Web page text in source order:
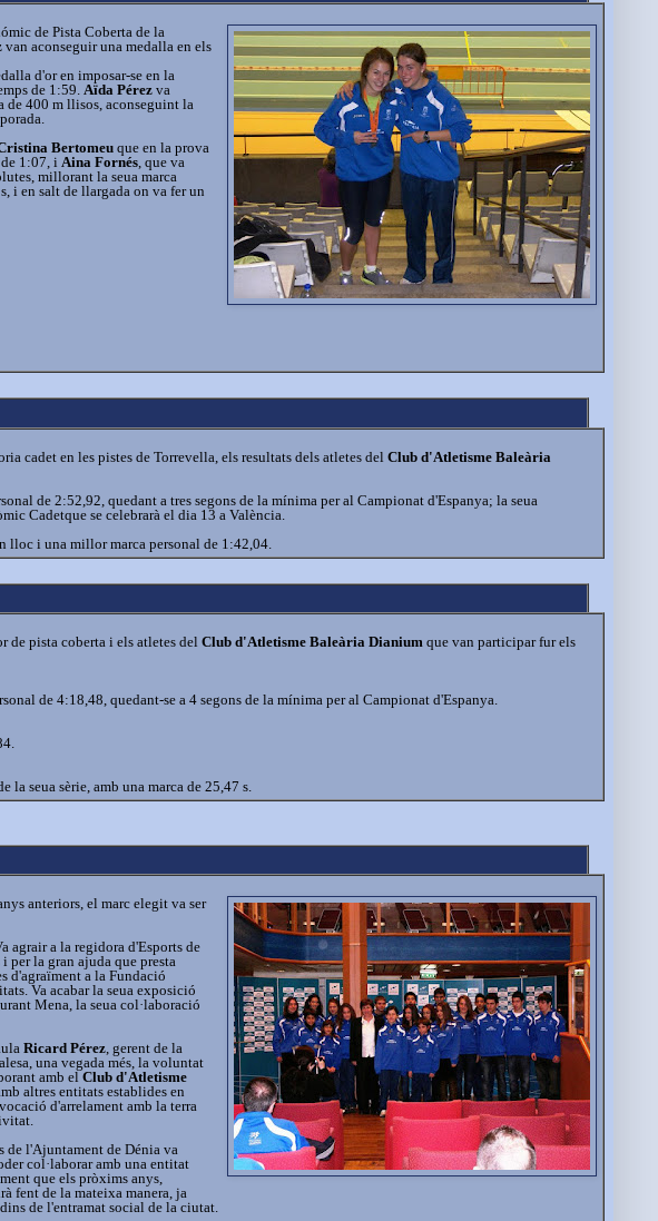
de Pista Coberta de la
van aconseguir una medalla en els
d'or en imposar-se en la
de 1:59. Aïda Pérez va
de 400 m llisos, aconseguint la
Bertomeuque en la prova
1:07, i Aina Fornés , que va
millorant la seua marca
i en salt de llargada on va fer un
cadet en les pistes de Torrevella, els resultats dels atletes del Club d'Atletisme Baleària
de 2:52,92, quedant a tres segons de la mínima per al Campionat d'Espanya; la seua
Cadetque se celebrarà el dia 13 a València.
lloc i una millor marca personal de 1:42,04.
de pista coberta i els atletes del Club d'Atletisme Baleària Dianium que van participar fur els
de 4:18,48, quedant-se a 4 segons de la mínima per al Campionat d'Espanya.
seua sèrie, amb una marca de 25,47 s.
anteriors, el marc elegit va ser
agrair a la regidora d'Esports de
per la gran ajuda que presta
d'agraïment a la Fundació
Va acabar la seua exposició
Mena, la seua col·laboració
Ricard Pérez, gerent de la
una vegada més, la voluntat
amb elClub d'Atletisme
altres entitats establides en
d'arrelament amb la terra
de l'Ajuntament de Dénia va
col·laborar amb una entitat
que els pròxims anys,
fent de la mateixa manera, ja
de l'entramat social de la ciutat.